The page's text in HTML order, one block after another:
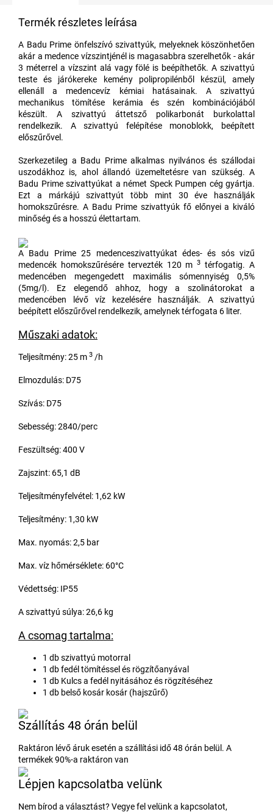
Termék részletes leírása
A Badu Prime önfelszívó szivattyúk, melyeknek köszönhetően
akár a medence vízszintjénél is magasabbra szerelhetők - akár
3 méterrel a vízszint alá vagy fölé is beépíthetők. A szivattyú
teste és járókereke kemény polipropilénből készül, amely
ellenáll a medencevíz kémiai hatásainak. A szivattyú
mechanikus tömítése kerámia és szén kombinációjából
készült. A szivattyú áttetsző polikarbonát burkolattal
rendelkezik. A szivattyú felépítése monoblokk, beépített
előszűrővel.
Szerkezetileg a Badu Prime alkalmas nyilvános és szállodai
uszodákhoz is, ahol állandó üzemeltetésre van szükség. A
Badu Prime szivattyúkat a német Speck Pumpen cég gyártja.
Ezt a márkájú szivattyút több mint 30 éve használják
homokszűrésre. A Badu Prime szivattyúk fő előnyei a kiváló
minőség és a hosszú élettartam.
A Badu Prime 25 medenceszivattyúkat édes- és sós vizű
medencék homokszűrésére tervezték 120 m3 térfogatig. A
medencében megengedett maximális sómennyiség 0,5%
(5mg/l). Ez elegendő ahhoz, hogy a szolinátorokat a
medencében lévő víz kezelésére használják. A szivattyú
beépített előszűrővel rendelkezik, amelynek térfogata 6 liter.
Műszaki adatok:
Teljesítmény: 25 m 3 /h
Elmozdulás: D75
Szívás: D75
Sebesség: 2840/perc
Feszültség: 400 V
Zajszint: 65,1 dB
Teljesítményfelvétel: 1,62 kW
Teljesítmény: 1,30 kW
Max. nyomás: 2,5 bar
Max. víz hőmérséklete: 60°C
Védettség: IP55
A szivattyú súlya: 26,6 kg
A csomag tartalma:
1 db szivattyú motorral
1 db fedél tömítéssel és rögzítőanyával
1 db Kulcs a fedél nyitásához és rögzítéséhez
1 db belső kosár kosár (hajszűrő)
Szállítás 48 órán belül
Raktáron lévő áruk esetén a szállítási idő 48 órán belül. A
termékek 90%-a raktáron van
Lépjen kapcsolatba velünk
Nem bírod a választást? Vegye fel velünk a kapcsolatot,